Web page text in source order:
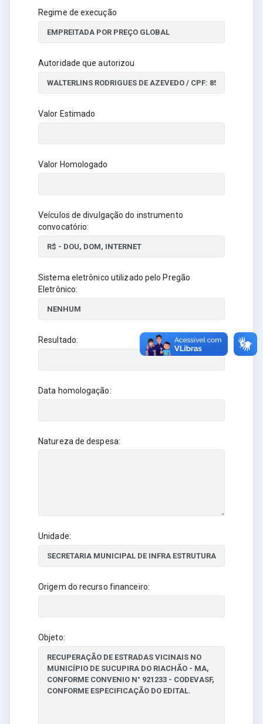
Regime de execução
Autoridade que autorizou
Valor Estimado
Valor Homologado
Veículos de divulgação do instrumento
convocatório:
Sistema eletrônico utilizado pelo Pregão
Eletrônico:
Resultado:
Data homologação:
Natureza de despesa:
Unidade:
Origem do recurso financeiro:
Objeto: